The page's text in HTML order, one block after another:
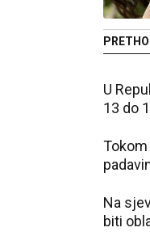
U
13 do
Na
biti